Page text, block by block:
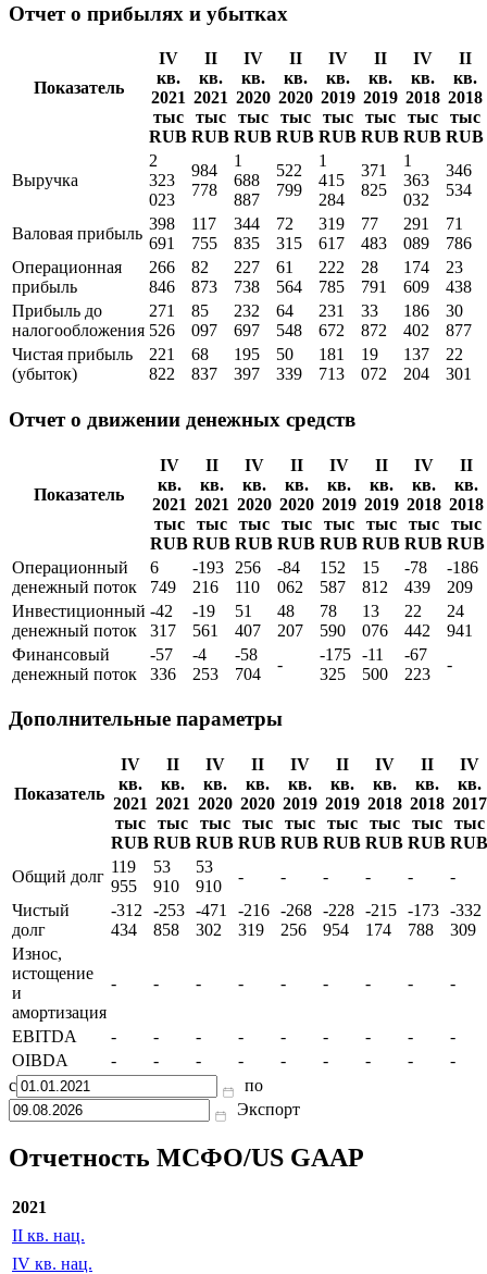
Отчет о прибылях и убытках
Показатель
IV
кв.
2021
тыс
RUB
II
кв.
2021
тыс
RUB
IV
кв.
2020
тыс
RUB
II
кв.
2020
тыс
RUB
IV
кв.
2019
тыс
RUB
II
кв.
2019
тыс
RUB
IV
кв.
2018
тыс
RUB
II
кв.
2018
тыс
RUB
Выручка
2
323
023
984
778
1
688
887
522
799
1
415
284
371
825
1
363
032
346
534
Валовая прибыль
398
691
117
755
344
835
72
315
319
617
77
483
291
089
71
786
Операционная
прибыль
266
846
82
873
227
738
61
564
222
785
28
791
174
609
23
438
Прибыль до
налогообложения
271
526
85
097
232
697
64
548
231
672
33
872
186
402
30
877
Чистая прибыль
(убыток)
221
822
68
837
195
397
50
339
181
713
19
072
137
204
22
301
Отчет о движении денежных средств
Показатель
IV
кв.
2021
тыс
RUB
II
кв.
2021
тыс
RUB
IV
кв.
2020
тыс
RUB
II
кв.
2020
тыс
RUB
IV
кв.
2019
тыс
RUB
II
кв.
2019
тыс
RUB
IV
кв.
2018
тыс
RUB
II
кв.
2018
тыс
RUB
Операционный
денежный поток
6
749
-193
216
256
110
-84
062
152
587
15
812
-78
439
-186
209
Инвестиционный
денежный поток
-42
317
-19
561
51
407
48
207
78
590
13
076
22
442
24
941
Финансовый
денежный поток
-57
336
-4
253
-58
704
-
-175
325
-11
500
-67
223
-
Дополнительные параметры
Показатель
IV
кв.
2021
тыс
RUB
II
кв.
2021
тыс
RUB
IV
кв.
2020
тыс
RUB
II
кв.
2020
тыс
RUB
IV
кв.
2019
тыс
RUB
II
кв.
2019
тыс
RUB
IV
кв.
2018
тыс
RUB
II
кв.
2018
тыс
RUB
IV
кв.
2017
тыс
RUB
Общий долг
119
955
53
910
53
910
- - - - -
-
Чистый
долг
-312
434
-253
858
-471
302
-216
319
-268
256
-228
954
-215
174
-173
788
-332
309
Износ,
истощение
и
амортизация
- - - - - - - - -
EBITDA - - - - - - - -
-
OIBDA
- - - - - - - -
-
с
по
Экспорт
Отчетность МСФО/US GAAP
2021
II кв. нац.
IV кв. нац.